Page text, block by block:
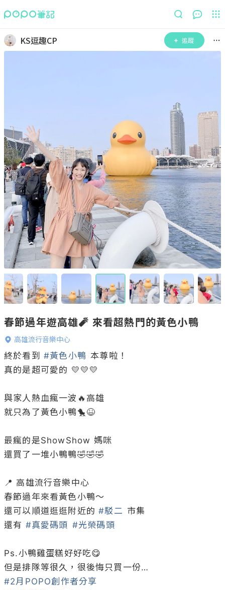
KS逗趣CP 追蹤
春節過年遊高雄🧨 來看超熱門的黃色小鴨
高雄流行音樂中心
終於看到 #黃色小鴨 本尊啦！
真的是超可愛的 💛💛💛
與家人熱血瘋一波🔥高雄
就只為了黃色小鴨🐤😆
最瘋的是ShowShow 媽咪
還買了一堆小鴨鴨🤣🤣🤣
📍 高雄流行音樂中心
春節過年來看黃色小鴨～
還可以順道逛逛附近的 #駁二 市集
還有 #真愛碼頭 #光榮碼頭
Ps.小鴨雞蛋糕好好吃😋
#2月POPO創作者分享